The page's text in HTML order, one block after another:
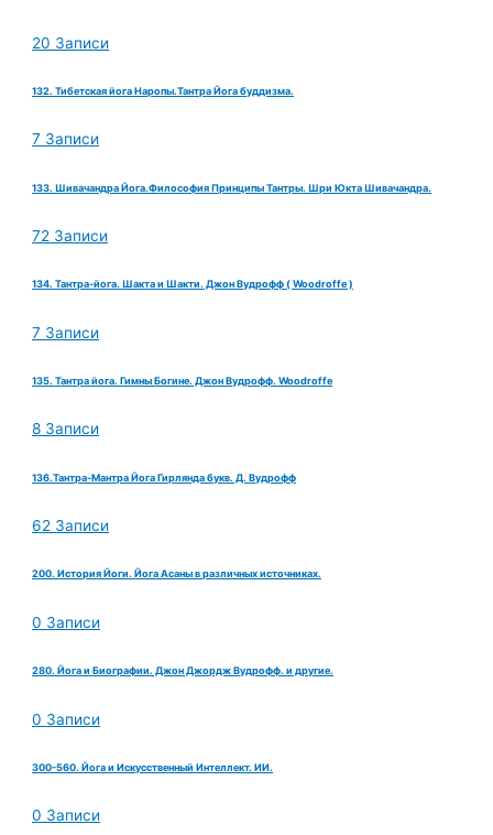
20 Записи
132. Тибетская йога Наропы.Тантра Йога буддизма.
7 Записи
133. Шивачандра Йога.Философия Принципы Тантры. Шри Юкта Шивачандра.
72 Записи
134. Тантра-йога. Шакта и Шакти. Джон Вудрофф ( Woodroffe )
7 Записи
135. Тантра йога. Гимны Богине. Джон Вудрофф. Woodroffe
8 Записи
136.Тантра-Мантра Йога Гирлянда букв. Д. Вудрофф
62 Записи
200. История Йоги. Йога Асаны в различных источниках.
0 Записи
280. Йога и Биографии. Джон Джордж Вудрофф. и другие.
0 Записи
300-560. Йога и Искусственный Интеллект. ИИ.
0 Записи